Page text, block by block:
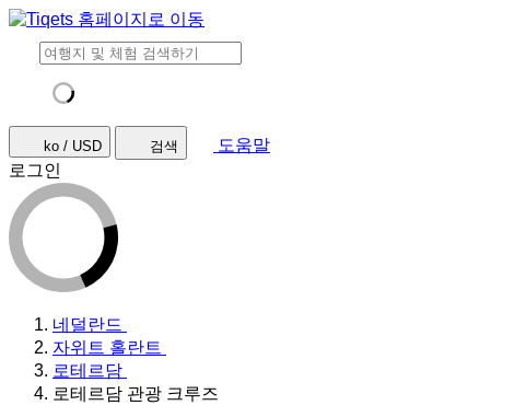
ko / USD 검색
도움말
로그인
네덜란드
자위트 홀란트
로테르담
로테르담 관광 크루즈